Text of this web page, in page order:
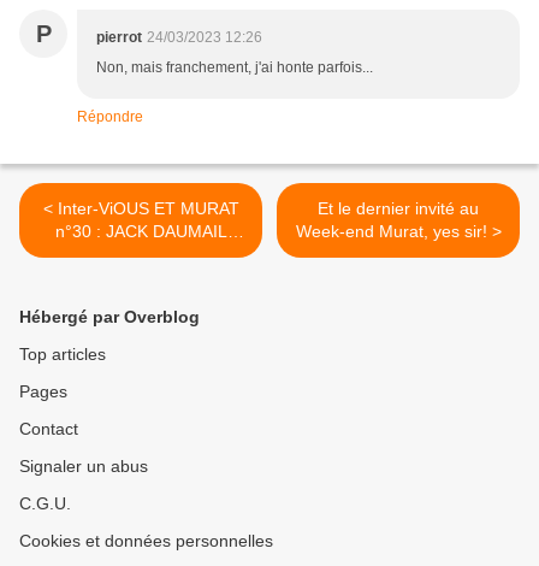
P pierrot 24/03/2023 12:26
Non, mais franchement, j'ai honte parfois...
Répondre
< Inter-ViOUS ET MURAT
n°30 : JACK DAUMAIL
(ARCWEST) à retrouver le
Et le dernier invité au
Week-end Murat, yes sir! >
Hébergé par Overblog
Top articles
Pages
Contact
Signaler un abus
C.G.U.
Cookies et données personnelles